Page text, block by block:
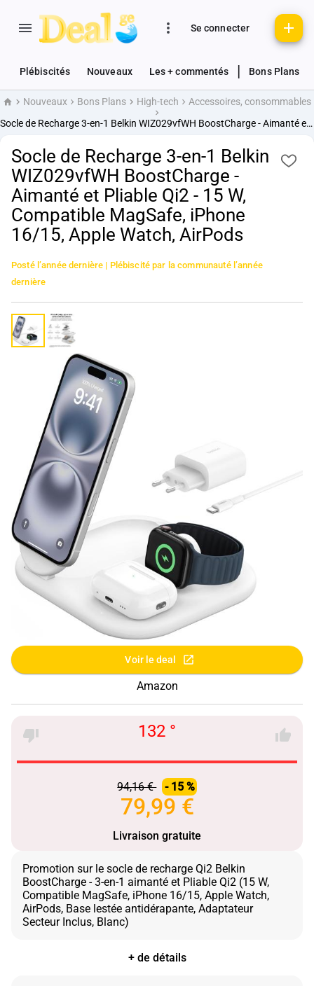
Se connecter
Plébiscités Nouveaux Les + commentés Bons Plans
AccueilNouveaux Bons Plans High-tech
Accessoires, consommables
Socle de Recharge 3-en-1 Belkin WIZ029vfWH BoostCharge - Aimanté et Pliable Qi2 - 15 W, Compatible MagSafe, iPhone 16/15, Apple Watch, AirPods
Socle de Recharge 3-en-1 Belkin
WIZ029vfWH BoostCharge -
Aimanté et Pliable Qi2 - 15 W,
Compatible MagSafe, iPhone
16/15, Apple Watch, AirPods
Posté l’année dernière | Plébiscité par la communauté l’année
dernière
Voir le deal
Amazon
132 °
94,16 € - 15 %
79,99 €
Livraison gratuite
Promotion sur le socle de recharge Qi2 Belkin
BoostCharge - 3-en-1 aimanté et Pliable Qi2 (15 W,
Compatible MagSafe, iPhone 16/15, Apple Watch,
AirPods, Base lestée antidérapante, Adaptateur
+ de détails